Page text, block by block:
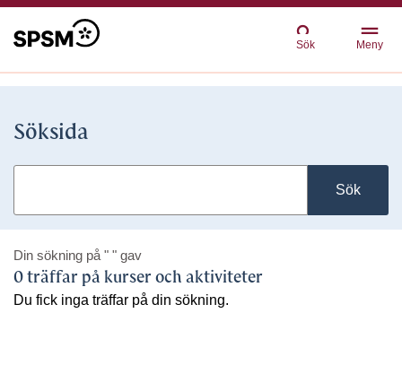
Sök Meny
Söksida
Sök
Din sökning på " " gav
0 träffar på kurser och aktiviteter
Du fick inga träffar på din sökning.